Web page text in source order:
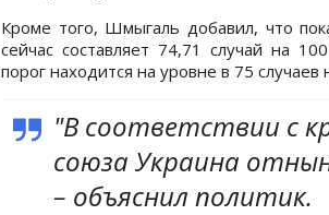
Кроме того, Шмыгаль добавил, что
сейчас составляет 74,71 случай на
порог находится на уровне в 75 случаев
"В соответствии с
союза Украина
– объяснил политик.